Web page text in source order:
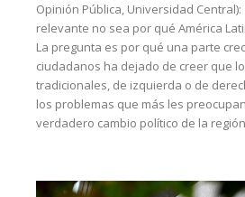
Opinión Pública, Universidad
relevante no sea por qué América
La pregunta es por qué una parte
ciudadanos ha dejado de creer que
tradicionales, de izquierda o de
los problemas que más les
verdadero cambio político de la